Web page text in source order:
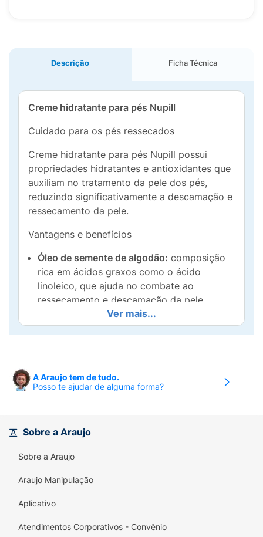
Descrição Ficha Técnica
Creme hidratante para pés Nupill
Cuidado para os pés ressecados
Creme hidratante para pés Nupill possui
propriedades hidratantes e antioxidantes que
auxiliam no tratamento da pele dos pés,
reduzindo significativamente a descamação e
ressecamento da pele.
Vantagens e benefícios
Óleo de semente de algodão: composição
rica em ácidos graxos como o ácido
linoleico, que ajuda no combate ao
ressecamento e descamação da pele.
Propriedades altamente hidratantes para a
pele.
responsáveis pelo envelhecimento precoce
da pele. Anti-inflamatório natural
pele e retenção da hidratação na pele.
Ácido salicilico:
evita a contaminação por bactérias e
fungos causadores de acne.
Como aplicar?
Ver mais...
A Araujo tem de tudo.
Posso te ajudar de alguma forma?
Sobre a Araujo
Sobre a Araujo
Araujo Manipulação
Aplicativo
Atendimentos Corporativos - Convênio